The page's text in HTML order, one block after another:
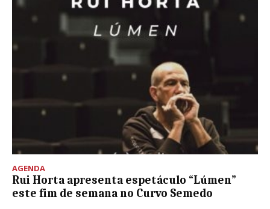
AGENDA
Rui Horta apresenta espetáculo “Lúmen”
este fim de semana no Curvo Semedo